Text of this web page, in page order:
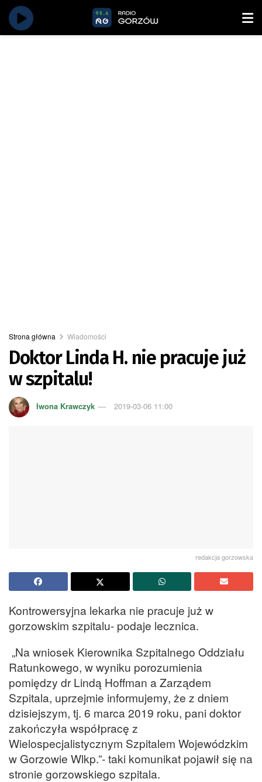
Strona główna Wiadomości
Doktor Linda H. nie pracuje już
w szpitalu!
Iwona Krawczyk 2019-03-06 11:00
redakcja gorzowska
Kontrowersyjna lekarka nie pracuje już w
gorzowskim szpitalu- podaje lecznica.
„Na wniosek Kierownika Szpitalnego Oddziału
Ratunkowego, w wyniku porozumienia
pomiędzy dr Lindą Hoffman a Zarządem
Szpitala, uprzejmie informujemy, że z dniem
dzisiejszym, tj. 6 marca 2019 roku, pani doktor
zakończyła współpracę z
Wielospecjalistycznym Szpitalem Wojewódzkim
w Gorzowie Wlkp.”- taki komunikat pojawił się na
stronie gorzowskiego szpitala.